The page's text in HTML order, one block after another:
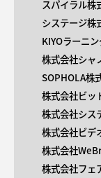
スパイラル株
システージ株
KIYOラーニ
株式会社シャ
SOPHOLA株
株式会社ビッ
株式会社シス
株式会社ビデ
株式会社
株式会社フェ